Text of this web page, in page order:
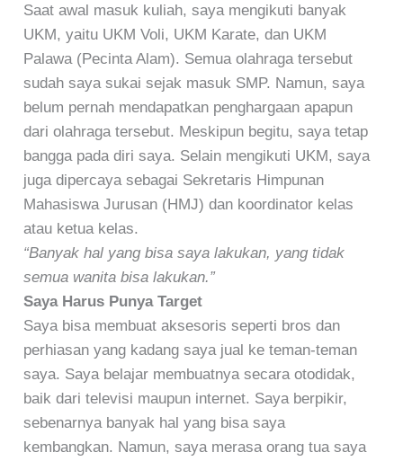
Saat awal masuk kuliah, saya mengikuti banyak
UKM, yaitu UKM Voli, UKM Karate, dan UKM
Palawa (Pecinta Alam). Semua olahraga tersebut
sudah saya sukai sejak masuk SMP. Namun, saya
belum pernah mendapatkan penghargaan apapun
dari olahraga tersebut. Meskipun begitu, saya tetap
bangga pada diri saya. Selain mengikuti UKM, saya
juga dipercaya sebagai Sekretaris Himpunan
Mahasiswa Jurusan (HMJ) dan koordinator kelas
atau ketua kelas.
“Banyak hal yang bisa saya lakukan, yang tidak
semua wanita bisa lakukan.”
Saya Harus Punya Target
Saya bisa membuat aksesoris seperti bros dan
perhiasan yang kadang saya jual ke teman-teman
saya. Saya belajar membuatnya secara otodidak,
baik dari televisi maupun internet. Saya berpikir,
sebenarnya banyak hal yang bisa saya
kembangkan. Namun, saya merasa orang tua saya